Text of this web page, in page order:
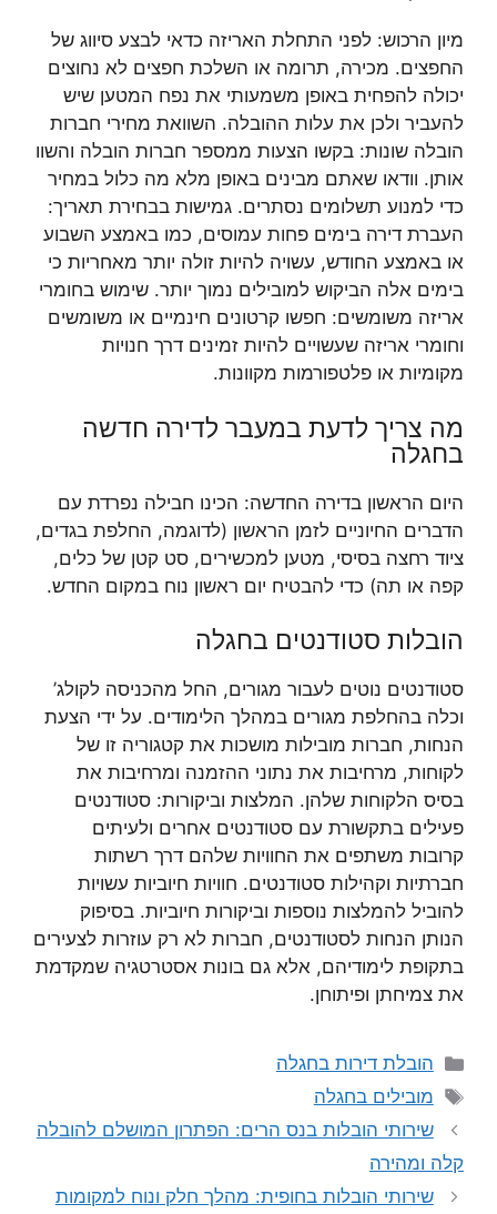
מיון הרכוש: לפני התחלת האריזה כדאי לבצע סיווג של
החפצים. מכירה, תרומה או השלכת חפצים לא נחוצים
יכולה להפחית באופן משמעותי את נפח המטען שיש
להעביר ולכן את עלות ההובלה. השוואת מחירי חברות
הובלה שונות: בקשו הצעות ממספר חברות הובלה והשוו
אותן. וודאו שאתם מבינים באופן מלא מה כלול במחיר
כדי למנוע תשלומים נסתרים. גמישות בבחירת תאריך:
העברת דירה בימים פחות עמוסים, כמו באמצע השבוע
או באמצע החודש, עשויה להיות זולה יותר מאחריות כי
בימים אלה הביקוש למובילים נמוך יותר. שימוש בחומרי
אריזה משומשים: חפשו קרטונים חינמיים או משומשים
וחומרי אריזה שעשויים להיות זמינים דרך חנויות
מקומיות או פלטפורמות מקוונות.
מה צריך לדעת במעבר לדירה חדשה
בחגלה
היום הראשון בדירה החדשה: הכינו חבילה נפרדת עם
הדברים החיוניים לזמן הראשון (לדוגמה, החלפת בגדים,
ציוד רחצה בסיסי, מטען למכשירים, סט קטן של כלים,
קפה או תה) כדי להבטיח יום ראשון נוח במקום החדש.
הובלות סטודנטים בחגלה
סטודנטים נוטים לעבור מגורים, החל מהכניסה לקולג’
וכלה בהחלפת מגורים במהלך הלימודים. על ידי הצעת
הנחות, חברות מובילות מושכות את קטגוריה זו של
לקוחות, מרחיבות את נתוני ההזמנה ומרחיבות את
בסיס הלקוחות שלהן. המלצות וביקורות: סטודנטים
פעילים בתקשורת עם סטודנטים אחרים ולעיתים
קרובות משתפים את החוויות שלהם דרך רשתות
חברתיות וקהילות סטודנטים. חוויות חיוביות עשויות
להוביל להמלצות נוספות וביקורות חיוביות. בסיפוק
הנותן הנחות לסטודנטים, חברות לא רק עוזרות לצעירים
בתקופת לימודיהם, אלא גם בונות אסטרטגיה שמקדמת
את צמיחתן ופיתוחן.
קטגוריות
הובלת דירות בחגלה
תגיות
מובילים בחגלה
שירותי הובלות בנס הרים: הפתרון המושלם להובלה
קלה ומהירה
שירותי הובלות בחופית: מהלך חלק ונוח למקומות